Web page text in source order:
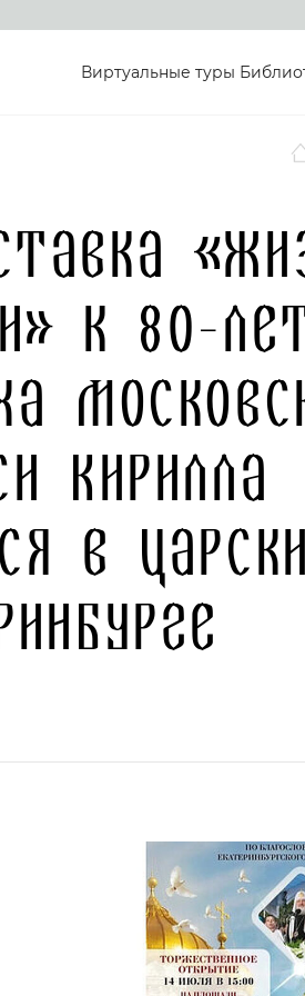
Виртуальные туры
к 80-
Кирилла
в